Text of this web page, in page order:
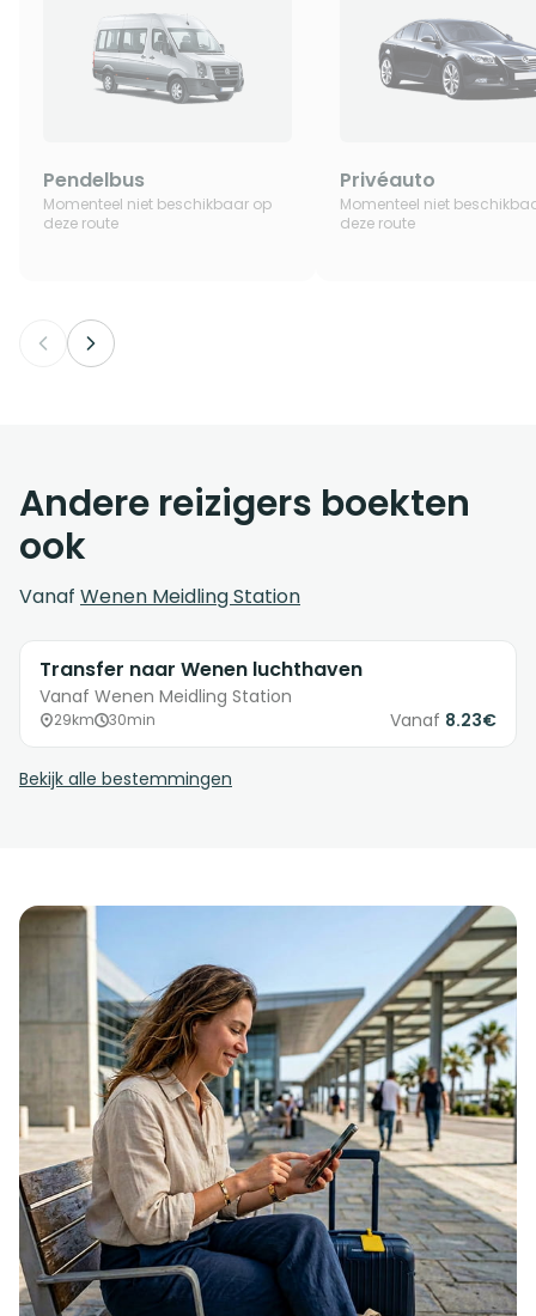
Pendelbus
Momenteel niet beschikbaar op
deze route
Privéauto
Momenteel niet
deze route
Andere reizigers boekten
ook
Vanaf Wenen Meidling Station
Transfer naar Wenen luchthaven
Vanaf Wenen Meidling Station
29km 30min Vanaf 8.23€
Bekijk alle bestemmingen